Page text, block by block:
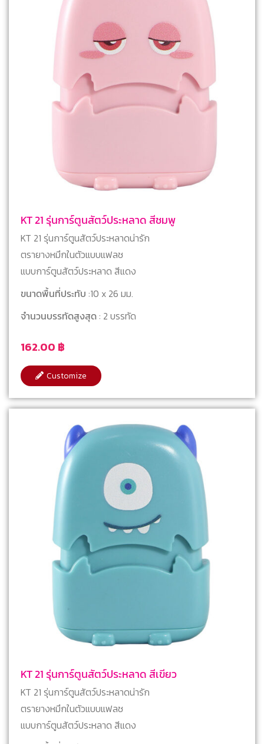
KT 21 รุ่นการ์ตูนสัตว์ประหลาด สีชมพู
162.00 ฿
KT 21 รุ่นการ์ตูนสัตว์ประหลาดน่ารัก
ตรายางหมึกในตัวแบบแฟลช
แบบการ์ตูนสัตว์ประหลาด สีแดง
ขนาดพื้นที่ประทับ :10 x 26 มม.
จำนวนบรรทัดสูงสุด: 2 บรรทัด
Customize
KT 21 รุ่นการ์ตูนสัตว์ประหลาด สีเขียว
KT 21 รุ่นการ์ตูนสัตว์ประหลาดน่ารัก
ตรายางหมึกในตัวแบบแฟลช
แบบการ์ตูนสัตว์ประหลาด สีแดง